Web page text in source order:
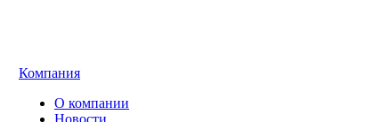
Компания
О компании
Новости